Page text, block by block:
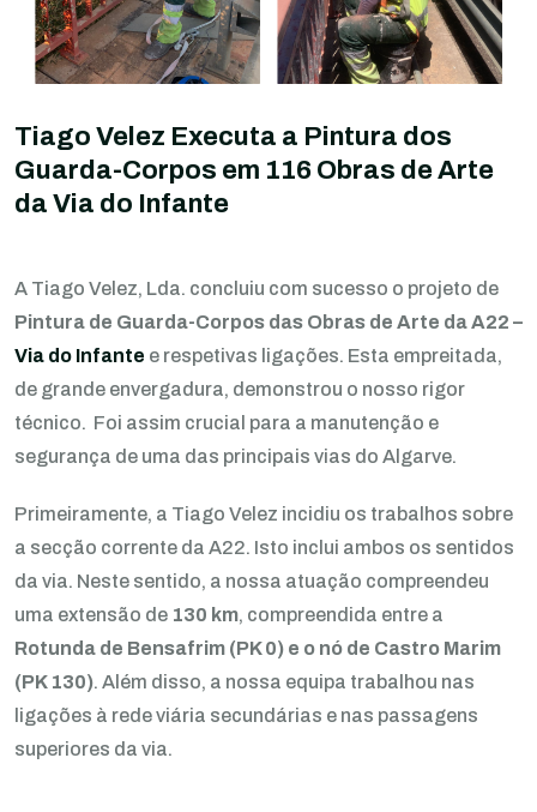
Tiago Velez Executa a Pintura dos
Guarda-Corpos em 116 Obras de Arte
da Via do Infante
A Tiago Velez, Lda. concluiu com sucesso o projeto de
Pintura de Guarda-Corpos das Obras de Arte da A22 –
Via do Infante e respetivas ligações. Esta empreitada,
de grande envergadura, demonstrou o nosso rigor
técnico. Foi assim crucial para a manutenção e
segurança de uma das principais vias do Algarve.
Primeiramente, a Tiago Velez incidiu os trabalhos sobre
a secção corrente da A22. Isto inclui ambos os sentidos
da via. Neste sentido, a nossa atuação compreendeu
uma extensão de 130 km, compreendida entre a
Rotunda de Bensafrim (PK 0) e o nó de Castro Marim
(PK 130). Além disso, a nossa equipa trabalhou nas
ligações à rede viária secundárias e nas passagens
superiores da via.